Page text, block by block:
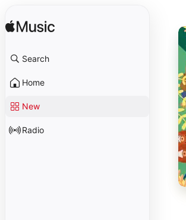
Search
Home
New
Radio